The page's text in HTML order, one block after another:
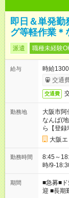
即日＆単発勤
グ等軽作業＊
派遣 職種未経験
給与
時給
交通
交通費
勤務地
大阪市阿
なんば(
ら【登
… 大阪
勤務時間
8:45～
時/9-
20:30/
時/17-22
完全自由
期間 ■急募■
迎 ■長期